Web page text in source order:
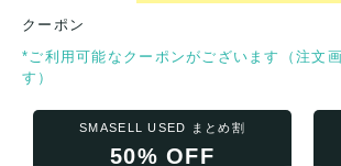
クーポン
*ご利用可能なクーポンがございます（注文
す）
SMASELL USED まとめ割
50% OFF